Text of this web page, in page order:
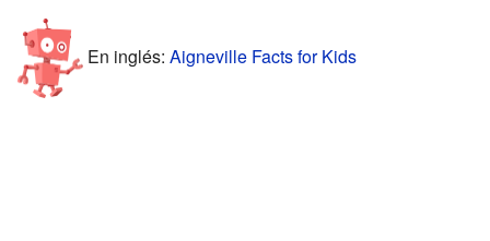
En inglés: Aigneville Facts for Kids